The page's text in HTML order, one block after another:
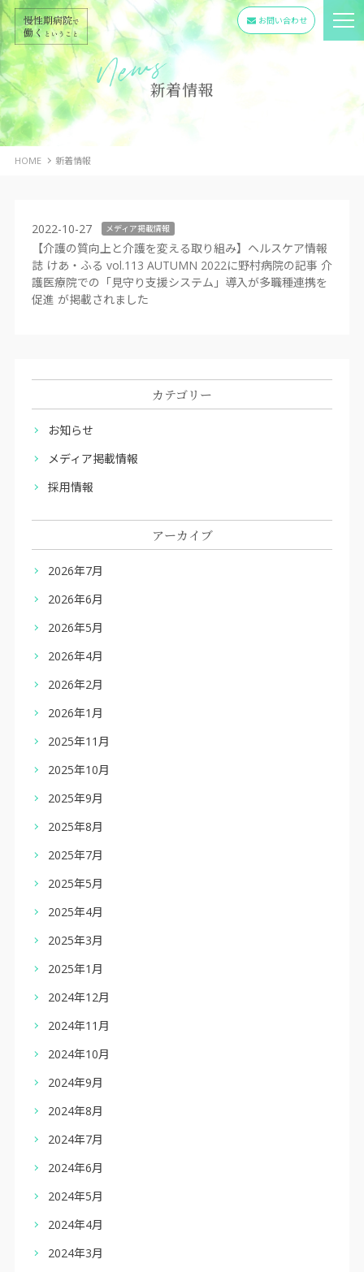
お問い合わせ
新着情報
HOME 新着情報
2022-10-27 メディア掲載情報
【介護の質向上と介護を変える取り組み】ヘルスケア情報
誌 けあ・ふる vol.113 AUTUMN 2022に野村病院の記事 介
護医療院での「見守り支援システム」導入が多職種連携を
促進 が掲載されました
カテゴリー
お知らせ
メディア掲載情報
採用情報
アーカイブ
2026年7月
2026年6月
2026年5月
2026年4月
2026年2月
2026年1月
2025年11月
2025年10月
2025年9月
2025年8月
2025年7月
2025年5月
2025年4月
2025年3月
2025年1月
2024年12月
2024年11月
2024年10月
2024年9月
2024年8月
2024年7月
2024年6月
2024年5月
2024年4月
2024年3月